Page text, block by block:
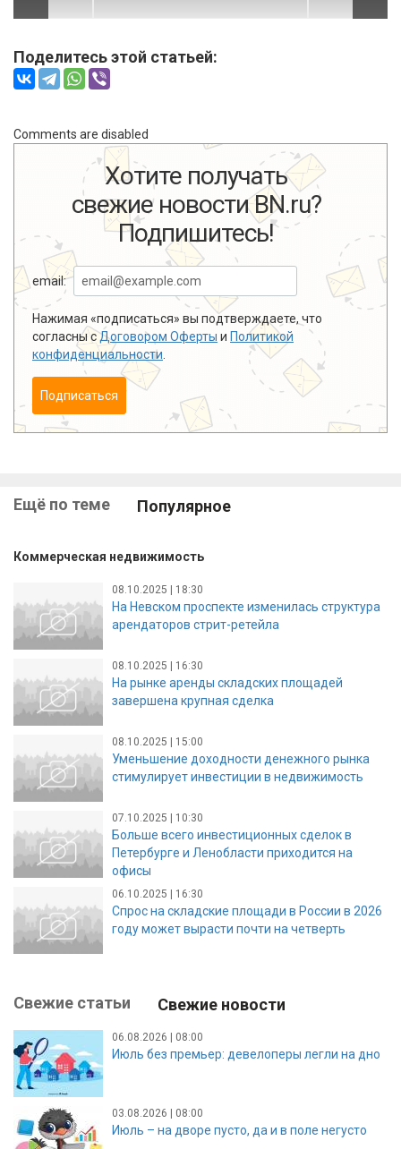
Поделитесь этой статьей:
Comments are disabled
Хотите получать
свежие новости BN.ru?
Подпишитесь!
email:
Нажимая «подписаться» вы подтверждаете, что
согласны сДоговором Оферты и Политикой
конфиденциальности
Подписаться
Ещё по теме Популярное
Коммерческая недвижимость
08.10.2025 | 18:30
На Невском проспекте изменилась структура
арендаторов стрит-ретейла
08.10.2025 | 16:30
На рынке аренды складских площадей
завершена крупная сделка
08.10.2025 | 15:00
Уменьшение доходности денежного рынка
стимулирует инвестиции в недвижимость
07.10.2025 | 10:30
Больше всего инвестиционных сделок в
Петербурге и Ленобласти приходится на
офисы
06.10.2025 | 16:30
Спрос на складские площади в России в 2026
году может вырасти почти на четверть
Свежие статьи Свежие новости
06.08.2026 | 08:00
Июль без премьер: девелоперы легли на дно
03.08.2026 | 08:00
Июль – на дворе пусто, да и в поле негусто